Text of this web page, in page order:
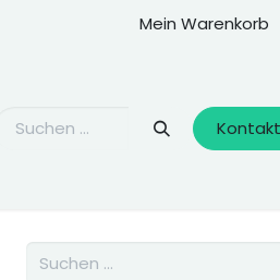
Mein Warenkorb